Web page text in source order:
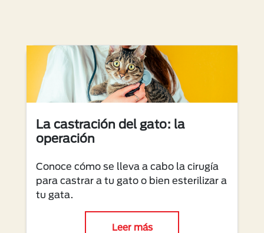
La castración del gato: la
operación
Conoce cómo se lleva a cabo la cirugía
para castrar a tu gato o bien esterilizar a
tu gata.
Leer más